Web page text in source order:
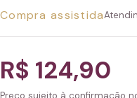
Compra assistida
R$ 124,90
Preço sujeito à confirmação